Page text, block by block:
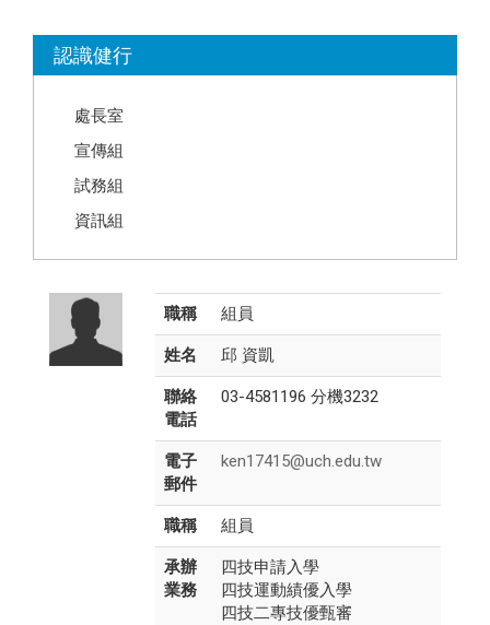
認識健行
處長室
宣傳組
試務組
資訊組
職稱 組員
姓名 邱 資凱
聯絡
電話
03-4581196 分機3232
電子
郵件
ken17415@uch.edu.tw
職稱 組員
承辦
業務
四技申請入學
四技運動績優入學
四技二專技優甄審